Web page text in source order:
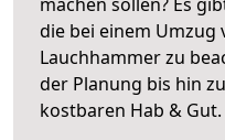
die bei einem Umzug
Lauchhammer zu
der Planung bis hin
kostbaren Hab & Gut.